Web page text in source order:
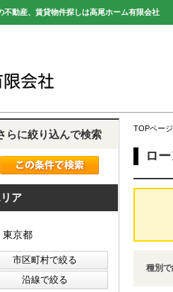
不動産、賃貸物件探しは高尾ホーム有限会社
TOPページ
ロ
種別
らに絞り込んで検索
ア
東京都